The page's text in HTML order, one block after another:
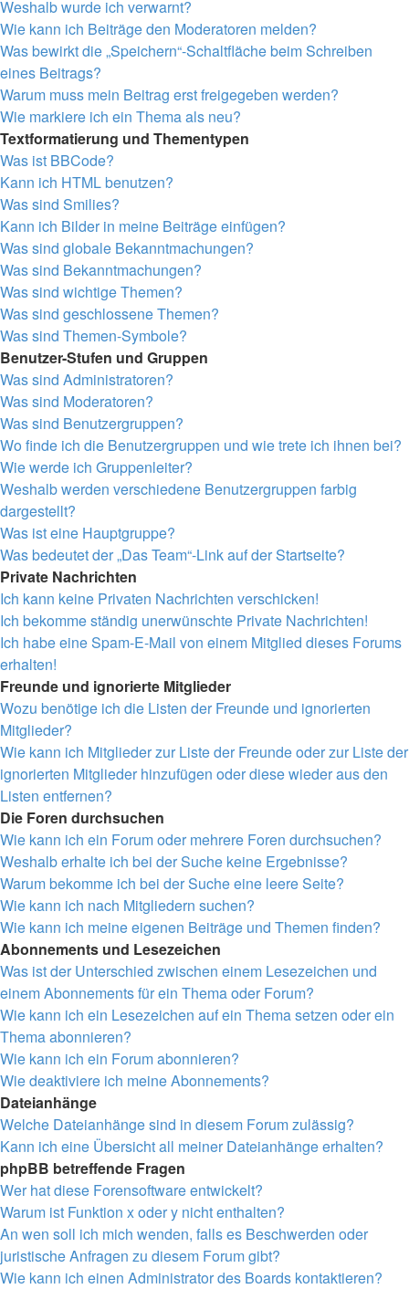
Weshalb wurde ich verwarnt?
Wie kann ich Beiträge den Moderatoren melden?
Was bewirkt die „Speichern“-Schaltfläche beim Schreiben
eines Beitrags?
Warum muss mein Beitrag erst freigegeben werden?
Wie markiere ich ein Thema als neu?
Textformatierung und Thementypen
Was ist BBCode?
Kann ich HTML benutzen?
Was sind Smilies?
Kann ich Bilder in meine Beiträge einfügen?
Was sind globale Bekanntmachungen?
Was sind Bekanntmachungen?
Was sind wichtige Themen?
Was sind geschlossene Themen?
Was sind Themen-Symbole?
Benutzer-Stufen und Gruppen
Was sind Administratoren?
Was sind Moderatoren?
Was sind Benutzergruppen?
Wo finde ich die Benutzergruppen und wie trete ich ihnen bei?
Wie werde ich Gruppenleiter?
Weshalb werden verschiedene Benutzergruppen farbig
dargestellt?
Was ist eine Hauptgruppe?
Was bedeutet der „Das Team“-Link auf der Startseite?
Private Nachrichten
Ich kann keine Privaten Nachrichten verschicken!
Ich bekomme ständig unerwünschte Private Nachrichten!
Ich habe eine Spam-E-Mail von einem Mitglied dieses Forums
erhalten!
Freunde und ignorierte Mitglieder
Wozu benötige ich die Listen der Freunde und ignorierten
Mitglieder?
Wie kann ich Mitglieder zur Liste der Freunde oder zur Liste der
ignorierten Mitglieder hinzufügen oder diese wieder aus den
Listen entfernen?
Die Foren durchsuchen
Wie kann ich ein Forum oder mehrere Foren durchsuchen?
Weshalb erhalte ich bei der Suche keine Ergebnisse?
Warum bekomme ich bei der Suche eine leere Seite?
Wie kann ich nach Mitgliedern suchen?
Wie kann ich meine eigenen Beiträge und Themen finden?
Abonnements und Lesezeichen
Was ist der Unterschied zwischen einem Lesezeichen und
einem Abonnements für ein Thema oder Forum?
Wie kann ich ein Lesezeichen auf ein Thema setzen oder ein
Thema abonnieren?
Wie kann ich ein Forum abonnieren?
Wie deaktiviere ich meine Abonnements?
Dateianhänge
Welche Dateianhänge sind in diesem Forum zulässig?
Kann ich eine Übersicht all meiner Dateianhänge erhalten?
phpBB betreffende Fragen
Wer hat diese Forensoftware entwickelt?
Warum ist Funktion x oder y nicht enthalten?
An wen soll ich mich wenden, falls es Beschwerden oder
juristische Anfragen zu diesem Forum gibt?
Wie kann ich einen Administrator des Boards kontaktieren?